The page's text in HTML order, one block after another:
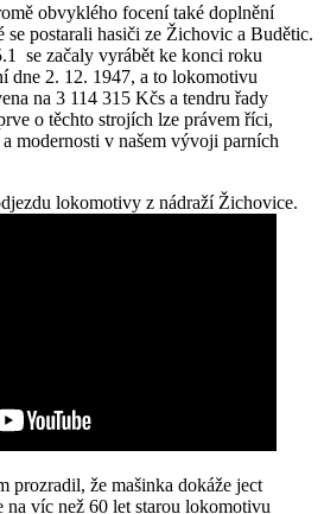
obvyklého focení také doplnění
postarali hasiči ze Žichovic a Budětic.
se začaly vyrábět ke konci roku
dne 2. 12. 1947, a to lokomotivu
na 3 114 315 Kčs a tendru řady
o těchto strojích lze právem říci,
modernosti v našem vývoji parních
lokomotivy z nádraží Žichovice.
prozradil, že mašinka dokáže ject
víc než 60 let starou lokomotivu